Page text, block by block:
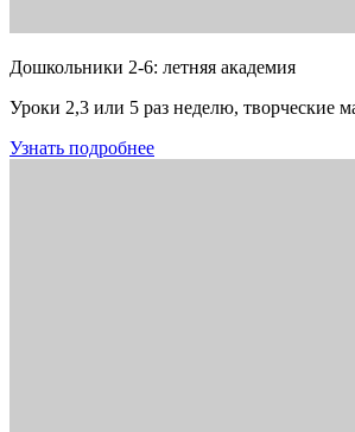
Дошкольники 2-6: летняя академия
Уроки 2,3 или 5 раз неделю, творческие
Узнать подробнее